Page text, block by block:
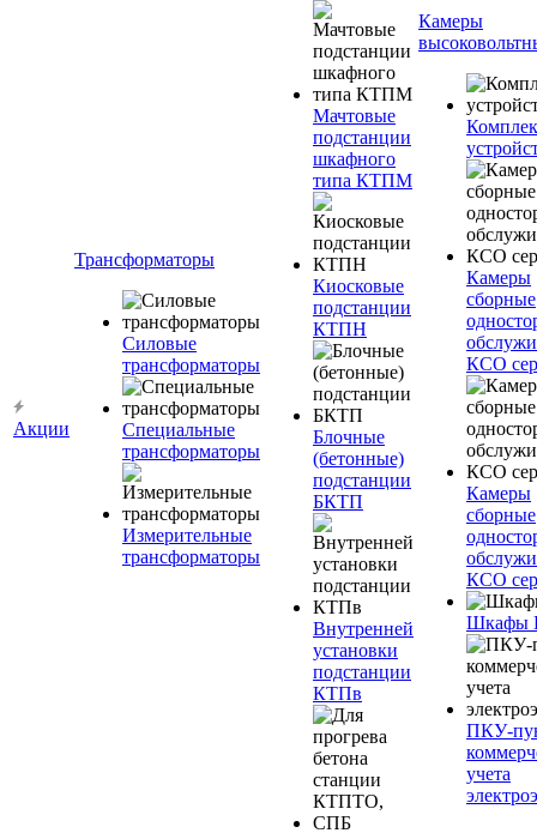
Акции
Трансформаторы
Силовые
трансформаторы
Специальные
трансформаторы
Измерительные
трансформаторы
Мачтовые
подстанции
шкафного
типа КТПМ
Киосковые
подстанции
КТПН
Блочные
(бетонные)
подстанции
БКТП
Внутренней
установки
подстанции
КТПв
Камеры
Камеры
сборные
КСО
Камеры
сборные
КСО
Шкафы
ПКУ-
учета